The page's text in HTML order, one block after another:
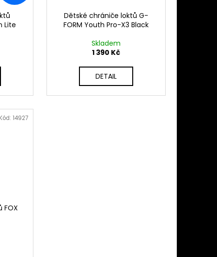
Lite
Dětské chrániče loktů G-
FORM Youth Pro-X3 Black
Skladem
1 390 Kč
DETAIL
FOX
14927